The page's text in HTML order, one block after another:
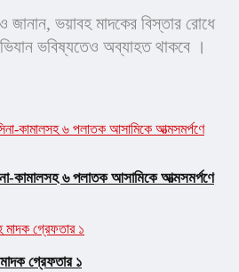
জানান, ভয়াবহ মাদকের বিস্তার রোধে
ভবিষ্যতেও অব্যাহত থাকবে ।
কামালসহ ৬ পলাতক আসামিকে আত্মসমর্পণে
গ্রেফতার ১